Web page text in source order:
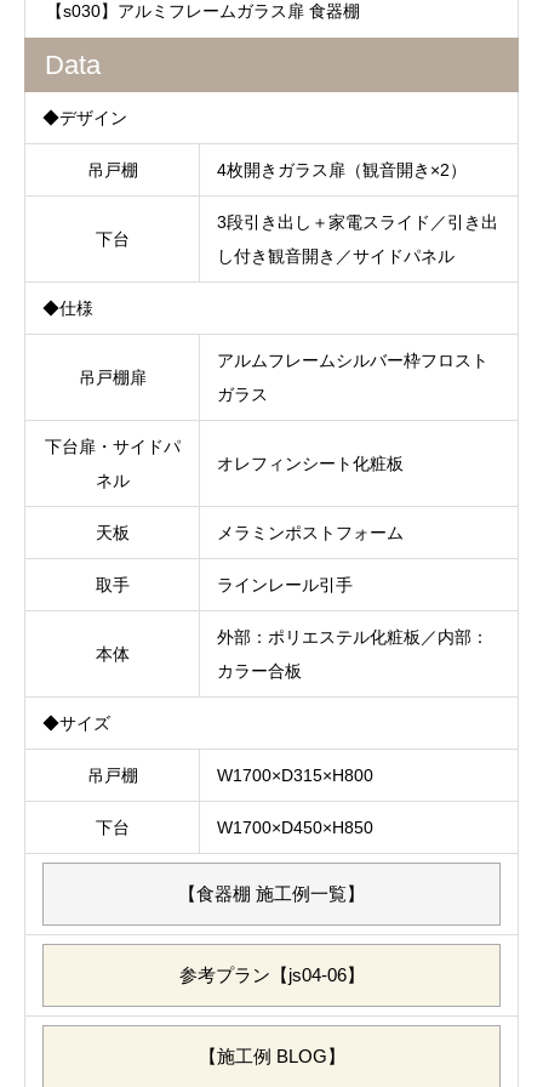
【s030】アルミフレームガラス扉 食器棚
Data
◆デザイン
吊戸棚 4枚開きガラス扉（観音開き×2）
下台
3段引き出し＋家電スライド／引き出
し付き観音開き／サイドパネル
◆仕様
吊戸棚扉
アルムフレームシルバー枠フロスト
ガラス
下台扉・サイドパ
ネル
オレフィンシート化粧板
天板 メラミンポストフォーム
取手 ラインレール引手
本体
外部：ポリエステル化粧板／内部：
カラー合板
◆サイズ
吊戸棚 W1700×D315×H800
下台 W1700×D450×H850
【食器棚 施工例一覧】
参考プラン【js04-06】
【施工例 BLOG】